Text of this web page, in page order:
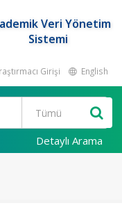
Veri Yönetim
Sistemi
Girişi English
Detaylı Arama